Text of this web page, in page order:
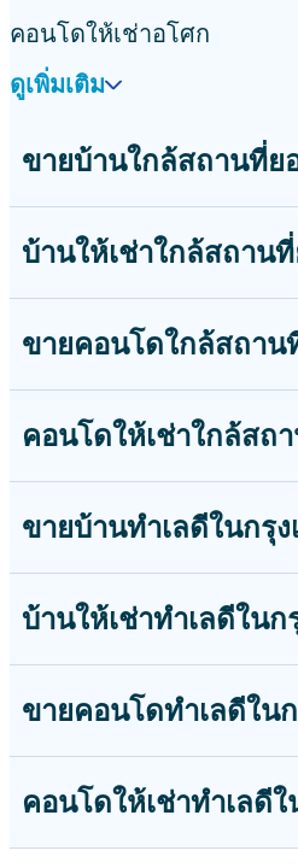
คอนโดให้เช่าอโศก
ดูเพิ่มเติม
ขายบ้านใกล้สถานที่ย
ขายบ้านทำเลดีในกรุง
บ้านให้เช่าทำเลดีในก
ขายคอนโดทำเลดีใน
คอนโดให้เช่าทำเลดีใ